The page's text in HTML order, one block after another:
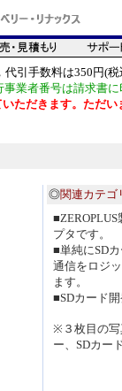
引手数料は350円(税
業者番号は請求書
ただきます。ただ
◎関連カテゴ
プタです。
■単純にSD
通信をロジ
ます。
■SDカード
※３枚目の写
ー、SDカー